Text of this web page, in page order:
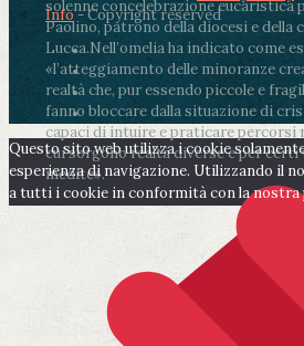
solenne concelebrazione eucaristica
Paolino, patrono della diocesi e della
Lucca.Nell’omelia ha indicato come
«l’atteggiamento delle minoranze
realtà che, pur essendo piccole e
fanno bloccare dalla situazione di
capaci di intuire e praticare percorsi
cui sorgono realtà diverse e per certi
inedite».
Info- Copyright reserved
Questo sito web utilizza i cookie
esperienza di navigazione. Utilizzando il
a tutti i cookie in conformità con la nostra